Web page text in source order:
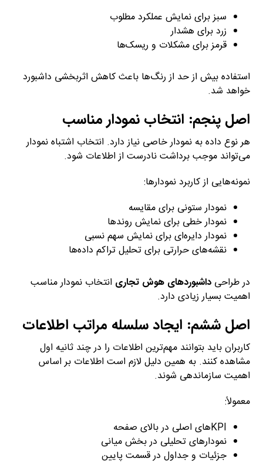
سبز برای نمایش عملکرد مطلوب
زرد برای هشدار
قرمز برای مشکلات و ریسک‌ها
استفاده بیش از حد از رنگ‌ها باعث کاهش اثربخشی داشبورد
خواهد شد.
اصل پنجم: انتخاب نمودار مناسب
هر نوع داده به نمودار خاصی نیاز دارد. انتخاب اشتباه نمودار
می‌تواند موجب برداشت نادرست از اطلاعات شود.
نمونه‌هایی از کاربرد نمودارها:
نمودار ستونی برای مقایسه
نمودار خطی برای نمایش روندها
نمودار دایره‌ای برای نمایش سهم نسبی
نقشه‌های حرارتی برای تحلیل تراکم داده‌ها
در طراحیداشبوردهای هوش تجاری انتخاب نمودار مناسب
اهمیت بسیار زیادی دارد.
اصل ششم: ایجاد سلسله مراتب اطلاعات
کاربران باید بتوانند مهم‌ترین اطلاعات را در چند ثانیه اول
مشاهده کنند. به همین دلیل لازم است اطلاعات بر اساس
اهمیت سازماندهی شوند.
معمولاً:
KPIهای اصلی در بالای صفحه
نمودارهای تحلیلی در بخش میانی
جزئیات و جداول در قسمت پایین